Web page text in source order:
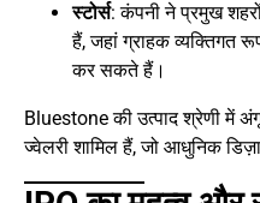
स्टोर्स: कंपनी ने प्रमुख
हैं, जहां ग्राहक व्यक्तिगत
कर सकते हैं।
Bluestone की उत्पाद श्रेणी में
ज्वेलरी शामिल हैं, जो आधुनिक